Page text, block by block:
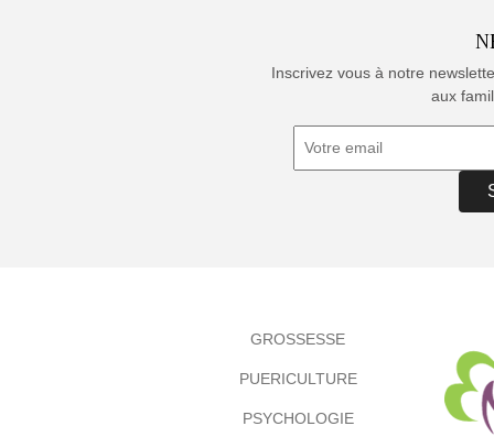
Inscrivez vous à notre
aux
GROSSESSE
PUERICULTURE
PSYCHOLOGIE